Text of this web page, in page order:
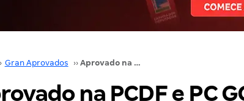
Gran Aprovados ›› Aprovado na PCDF e PC GO: conheça Breno Vinicius de Sousa!
na PCDF e PC